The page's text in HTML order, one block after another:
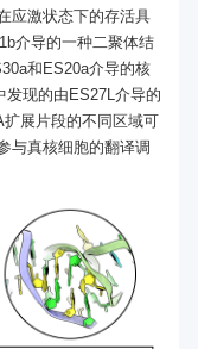
应激状态下的存活具
介导的一种二聚体结
和ES20a介导的核
发现的由ES27L介导的
展片段的不同区域可
与真核细胞的翻译调